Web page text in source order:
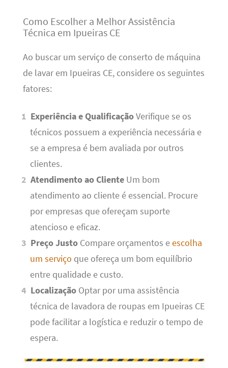
Como Escolher a Melhor Assistência
Técnica em Ipueiras CE
Ao buscar um serviço de conserto de máquina
de lavar em Ipueiras CE, considere os seguintes
fatores:
Experiência e QualificaçãoVerifique se os
técnicos possuem a experiência necessária e
se a empresa é bem avaliada por outros
clientes.
Atendimento ao Cliente Um bom
atendimento ao cliente é essencial. Procure
por empresas que ofereçam suporte
atencioso e eficaz.
Preço Justo Compare orçamentos eescolha
um serviço que ofereça um bom equilíbrio
entre qualidade e custo.
Localização Optar por uma assistência
técnica de lavadora de roupas em Ipueiras CE
pode facilitar a logística e reduzir o tempo de
espera.